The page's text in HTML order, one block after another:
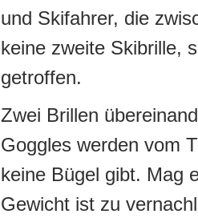
und Skifahrer, die
keine zweite Skibrille,
getroffen.
Zwei Brillen
Goggles werden vom
keine Bügel gibt. Mag
Gewicht ist zu